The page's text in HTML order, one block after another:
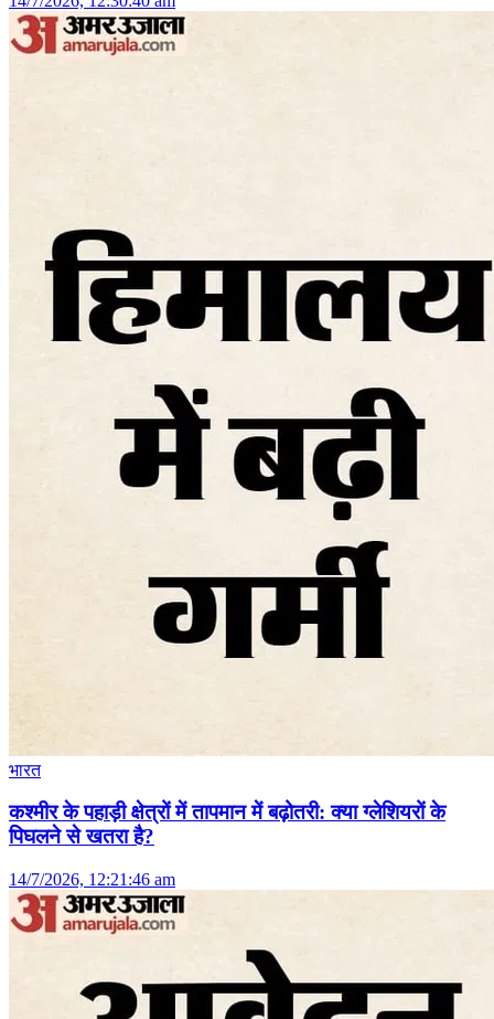
भारत
कश्मीर के पहाड़ी क्षेत्रों में तापमान में बढ़ोतरी: क्या ग्लेशियरों के
पिघलने से खतरा है?
14/7/2026, 12:21:46 am